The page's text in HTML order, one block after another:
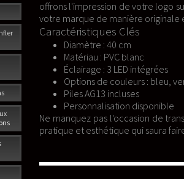
offrons l'impression de votre logo
votre marque de manière originale
Caractéristiques Clés
Diamètre : 40 cm
Matériau : PVC blanc
Éclairage : 3 LED intégrées
Options de couleurs : bleu,
Piles AG13 incluses
Personnalisation disponible
Ne manquez pas l'occasion de
pratique et esthétique qui saura